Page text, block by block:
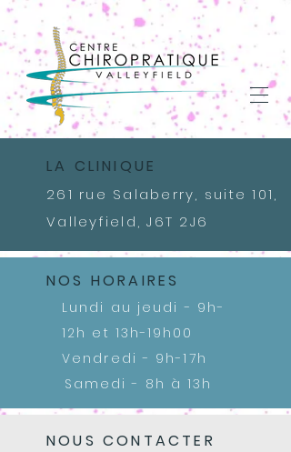
LA CLINIQUE
261 rue Salaberry, suite 101,
Valleyfield, J6T 2J6
NOS HORAIRES
Lundi au jeudi - 9h-
12h et 13h-19h00
Vendredi - 9h-17h
Samedi - 8h à 13h
NOUS CONTACTER